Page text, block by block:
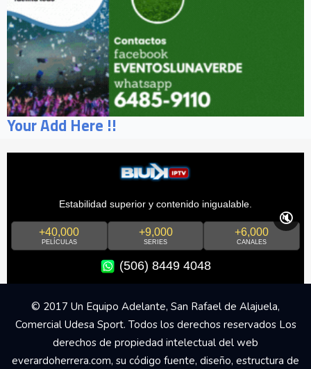
Your Add Here !!
Estabilidad superior y contenido inigualable.
+40,000
PELÍCULAS
+9,000
SERIES
+6,000
CANALES
(506) 8449 4048
🔇
© 2017 Un Equipo Adelante, San Rafael de Alajuela,
Comercial Udesa Sport. Todos los derechos reservados Los
derechos de propiedad intelectual del web
everardoherrera.com, su código fuente, diseño, estructura de